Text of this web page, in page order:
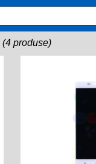
(4 produse)